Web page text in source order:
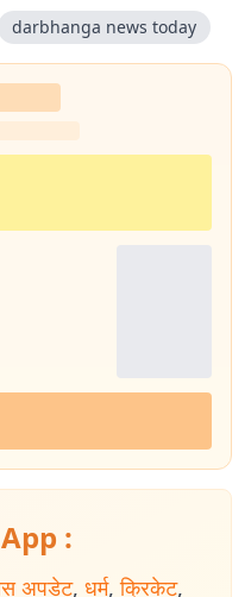
darbhanga news today
:
अपडेट, धर्म, क्रिकेट,